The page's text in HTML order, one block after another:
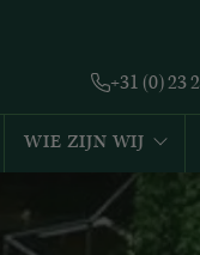
+31 (0) 23
WIE ZIJN WIJ